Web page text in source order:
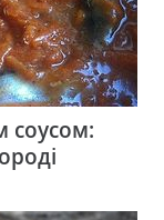
соусом: